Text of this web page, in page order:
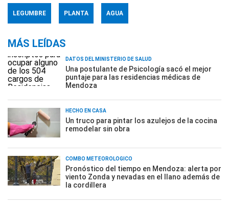
LEGUMBRE PLANTA AGUA
MÁS LEÍDAS
DATOS DEL MINISTERIO DE SALUD
Una postulante de Psicología sacó el mejor
puntaje para las residencias médicas de
Mendoza
HECHO EN CASA
Un truco para pintar los azulejos de la cocina
remodelar sin obra
COMBO METEOROLÓGICO
Pronóstico del tiempo en Mendoza: alerta por
viento Zonda y nevadas en el llano además de
la cordillera